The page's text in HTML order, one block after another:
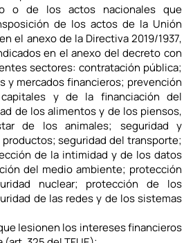
o de los actos nacionales que
de los actos de la Unión
el anexo de la Directiva 2019/1937,
en el anexo del decreto con
sectores: contratación pública;
y mercados financieros; prevención
y de la financiación del
de los alimentos y de los piensos,
de los animales; seguridad y
seguridad del transporte;
de la intimidad y de los datos
del medio ambiente; protección
nuclear; protección de los
de las redes y de los sistemas
lesionen los intereses financieros